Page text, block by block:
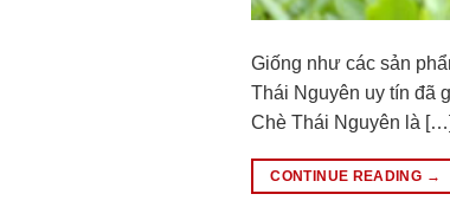
Giống như các sản
Thái Nguyên uy tín đã
Chè Thái Nguyên là […]
CONTINUE READING →